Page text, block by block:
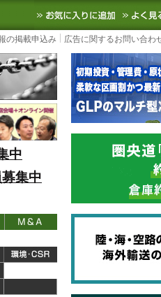
国内外の最新の物流ニュー
お気に
の掲載申込み 広告に関するお問い合わ
中
集中